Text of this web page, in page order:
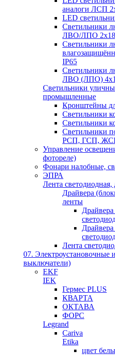
аналоги ЛСП
LED
Светильники
ЛВО/ЛПО
Светильники
IP65
Светильники
ЛВО (ЛПО)
Светильники
промышленные
Кронштейны
Светильники
Светильники
Светильники
РСП, ГСП,
Управление
фотореле)
Фонари налобные,
ЭПРА
Лента
Драйвера
ленты
Лента
07. Электроустановочные
выключатели)
EKF
IEK
Гермес PLUS
КВАРТА
ОКТАВА
ФОРС
Legrand
Cariva
Etika
цвет